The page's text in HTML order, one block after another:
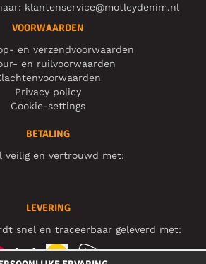
klantenservice@motleydenim.nl
VOORWAARDEN
en verzendvoorwaarden
en ruilvoorwaarden
Privacy policy
Cookie-settings
BETALING
veilig en vertrouwd met:
LEVERING
snel en traceerbaar geleverd met: